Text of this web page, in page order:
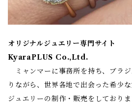
オリジナルジュエリー専門サイト
KyaraPLUS Co.,Ltd.
ミャンマーに事務所を持ち、ブラ
りながら、世界各地で出会った希少
ジュエリーの制作・販売をしておりま